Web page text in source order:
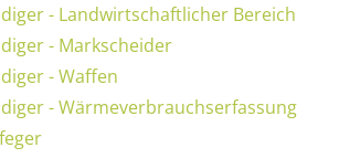
- Landwirtschaftlicher Bereich
- Markscheider
- Waffen
- Wärmeverbrauchserfassung